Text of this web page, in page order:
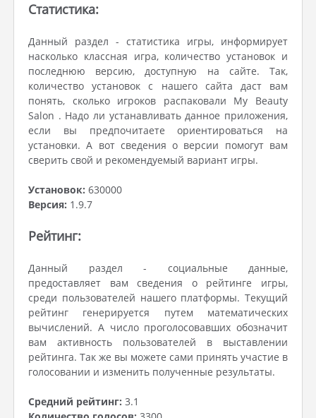
Статистика:
Данный раздел - статистика игры, информирует
насколько классная игра, количество установок и
последнюю версию, доступную на сайте. Так,
количество установок с нашего сайта даст вам
понять, сколько игроков распаковали My Beauty
Salon . Надо ли устанавливать данное приложения,
если вы предпочитаете ориентироваться на
установки. А вот сведения о версии помогут вам
сверить свой и рекомендуемый вариант игры.
Установок: 630000
Версия: 1.9.7
Рейтинг:
Данный раздел - социальные данные,
предоставляет вам сведения о рейтинге игры,
среди пользователей нашего платформы. Текущий
рейтинг генерируется путем математических
вычислений. А число проголосовавших обозначит
вам активность пользователей в выставлении
рейтинга. Так же вы можете сами принять участие в
голосовании и изменить полученные результаты.
Средний рейтинг: 3.1